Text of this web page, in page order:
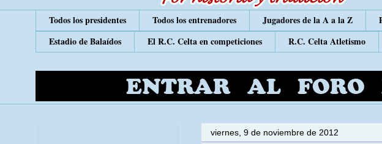
Todos los presidentes Todos los entrenadores Jugadores de la A a la Z
Estadio de Balaídos
El R.C. Celta en competiciones R.C. Celta Atletismo
viernes, 9 de noviembre de 2012